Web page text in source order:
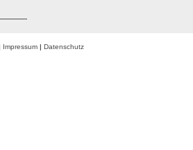
Impressum Datenschutz